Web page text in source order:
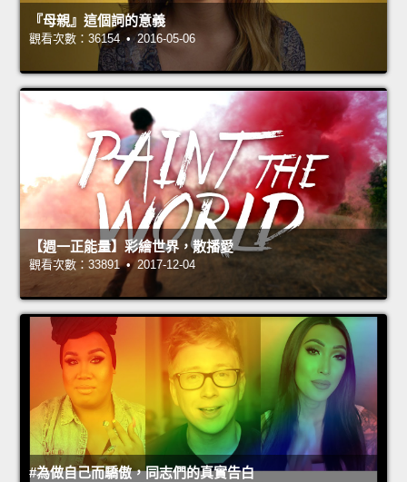
『母親』這個詞的意義
觀看次數：36154 • 2016-05-06
【週一正能量】彩繪世界，散播愛
觀看次數：33891 • 2017-12-04
#為做自己而驕傲，同志們的真實告白